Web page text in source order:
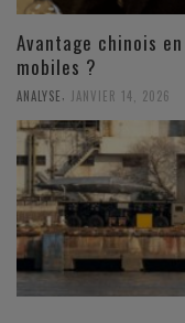
Avantage chinois
mobiles ?
ANALYSE JANVIER 14, 2026